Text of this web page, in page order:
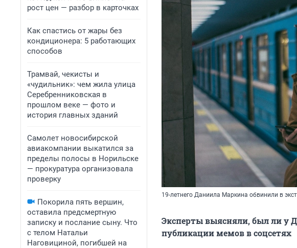
рост цен — разбор в карточках
Как спастись от жары без
кондиционера: 5 работающих
способов
Трамвай, чекисты и
«чудильник»: чем жила улица
Серебренниковская в
прошлом веке — фото и
история главных зданий
Самолет новосибирской
авиакомпании выкатился за
пределы полосы в Норильске
— прокуратура организовала
проверку
Покорила пять вершин,
оставила предсмертную
записку и послание сыну. Что
с телом Натальи
Наговициной, погибшей на
19-летнего Даниила Маркина обвинили в
Эксперты выясняли, был ли у
публикации мемов в соцсетях